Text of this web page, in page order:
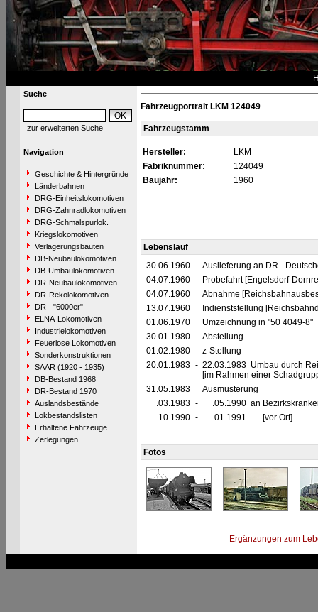
Suche
zur erweiterten Suche
Navigation
Geschichte & Hintergründe
Länderbahnen
DRG-Einheitslokomotiven
DRG-Zahnradlokomotiven
DRG-Schmalspurlok.
Kriegslokomotiven
Verlagerungsbauten
DB-Neubaulokomotiven
DB-Umbaulokomotiven
DR-Neubaulokomotiven
DR-Rekolokomotiven
DR - "6000er"
ELNA-Lokomotiven
Industrielokomotiven
Feuerlose Lokomotiven
Sonderkonstruktionen
SAAR (1920 - 1935)
DB-Bestand 1968
DR-Bestand 1970
Auslandsbestände
Lokbestandslisten
Erhaltene Fahrzeuge
Zerlegungen
Fahrzeugportrait LKM 124049
Fahrzeugstamm
Hersteller:
LKM
Fabriknummer:
124049
Baujahr:
1960
Lebenslauf
30.06.1960
Auslieferung an DR -
04.07.1960
Probefahrt [Engelsdorf-
04.07.1960
Abnahme
13.07.1960
Indienststellung
01.06.1970
Umzeichnung in "50 4049-8"
30.01.1980
Abstellung
01.02.1980
z-Stellung
20.01.1983 - 22.03.1983 Umbau durch
[im Rahmen einer
31.05.1983
Ausmusterung
__.03.1983 -
__.05.1990 an
__.10.1990 - __.01.1991 ++ [vor Ort]
Fotos
Ergänzungen zum